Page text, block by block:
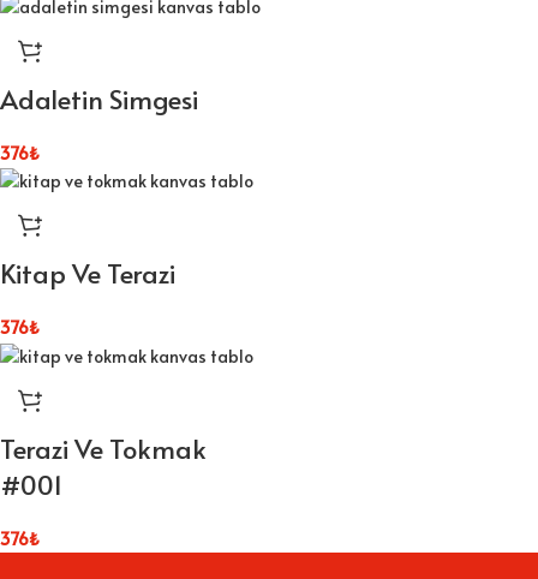
Adaletin Simgesi
376₺
Kitap Ve Terazi
376₺
Terazi Ve Tokmak
#001
376₺